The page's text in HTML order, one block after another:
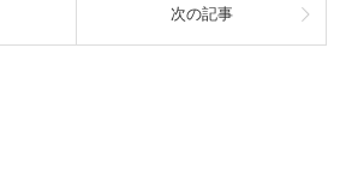
次の記事